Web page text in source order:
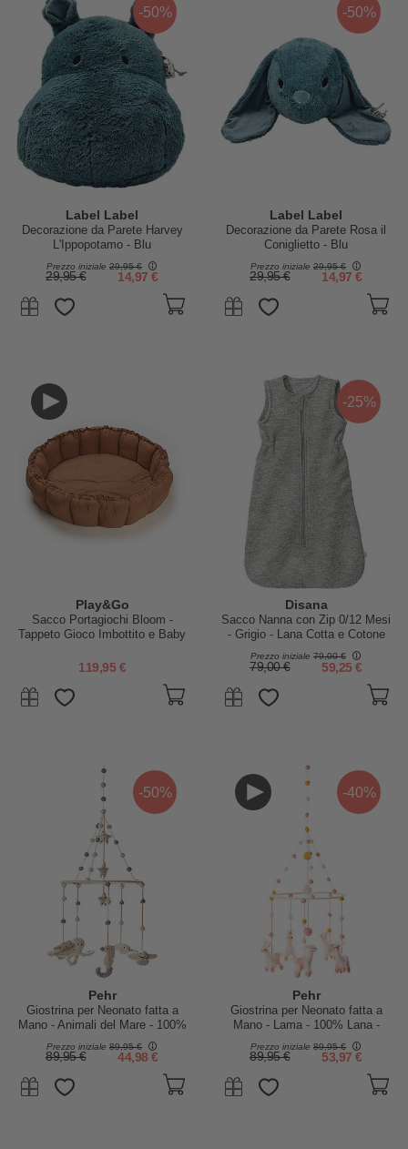
-50%
Label Label
Decorazione da Parete Harvey
L'Ippopotamo - Blu
Prezzo iniziale 29,95 €
29,95 € 14,97 €
-50%
Label Label
Decorazione da Parete Rosa il
Coniglietto - Blu
Prezzo iniziale 29,95 €
29,95 € 14,97 €
Play&Go
Sacco Portagiochi Bloom -
Tappeto Gioco Imbottito e Baby
- Tawny Brown
119,95 €
-25%
Disana
Sacco Nanna con Zip 0/12 Mesi
- Grigio - Lana Cotta e Cotone
Prezzo iniziale 79,00 €
79,00 € 59,25 €
-50%
Pehr
Giostrina per Neonato fatta a
Mano - Animali del Mare - 100%
Lana - Coloranti AZO-Free
Prezzo iniziale 89,95 €
89,95 € 44,98 €
-40%
Pehr
Giostrina per Neonato fatta a
Mano - Lama - 100% Lana -
Coloranti AZO-Free
Prezzo iniziale 89,95 €
89,95 € 53,97 €